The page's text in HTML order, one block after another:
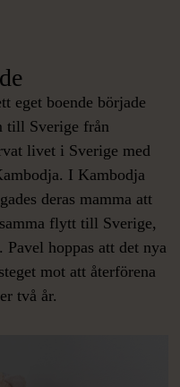
eget boende började
till Sverige från
livet i Sverige med
I Kambodja
deras mamma att
flytt till Sverige,
Pavel hoppas att det nya
mot att återförena
två år.